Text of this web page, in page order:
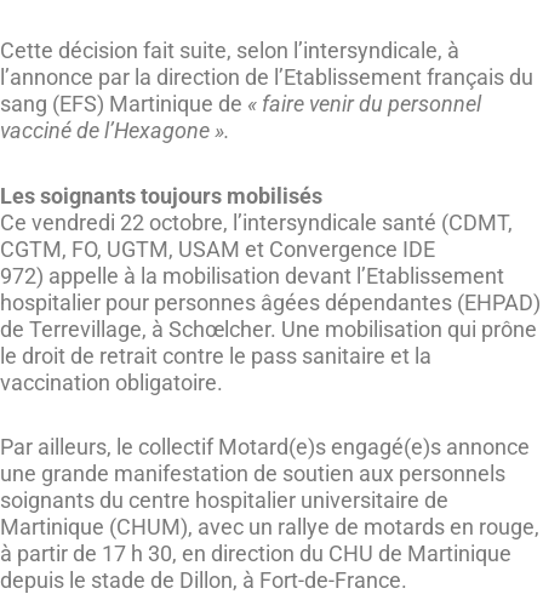
Cette décision fait suite, selon l’intersyndicale, à
l’annonce par la direction de l’Etablissement français du
sang (EFS) Martinique de « faire venir du personnel
vacciné de l’Hexagone ».
Les soignants toujours mobilisés
Ce vendredi 22 octobre, l’intersyndicale santé (CDMT,
CGTM, FO, UGTM, USAM et Convergence IDE
972) appelle à la mobilisation devant l’Etablissement
hospitalier pour personnes âgées dépendantes (EHPAD)
de Terrevillage, à Schœlcher. Une mobilisation qui prône
le droit de retrait contre le pass sanitaire et la
vaccination obligatoire.
Par ailleurs, le collectif Motard(e)s engagé(e)s annonce
une grande manifestation de soutien aux personnels
soignants du centre hospitalier universitaire de
Martinique (CHUM), avec un rallye de motards en rouge,
à partir de 17 h 30, en direction du CHU de Martinique
depuis le stade de Dillon, à Fort-de-France.